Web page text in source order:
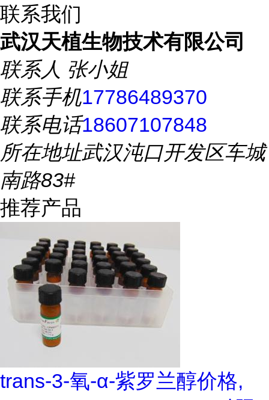
联系我们
武汉天植生物技术有限公司
联系人 张小姐
联系手机17786489370
联系电话18607107848
所在地址武汉沌口开发区车城
南路83#
推荐产品
trans-3-氧-α-紫罗兰醇价格,